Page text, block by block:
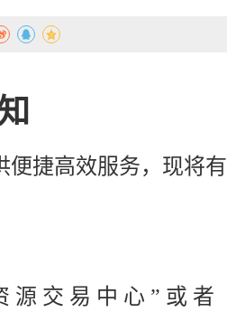
捷高效服务，现将有
源 交 易 中 心 ” 或 者